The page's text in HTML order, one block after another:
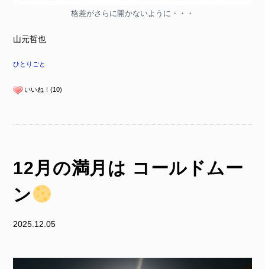
格差がさらに開かないように・・・
山元哲也
ひとりごと
いいね！(10)
12月の満月は コールドムー
ン
2025.12.05